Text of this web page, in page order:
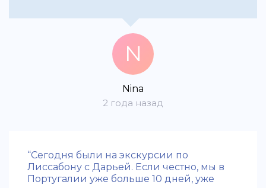
N
Nina
2 года назад
“Сегодня были на экскурсии по
Лиссабону с Дарьей. Если честно, мы в
Португалии уже больше 10 дней, уже